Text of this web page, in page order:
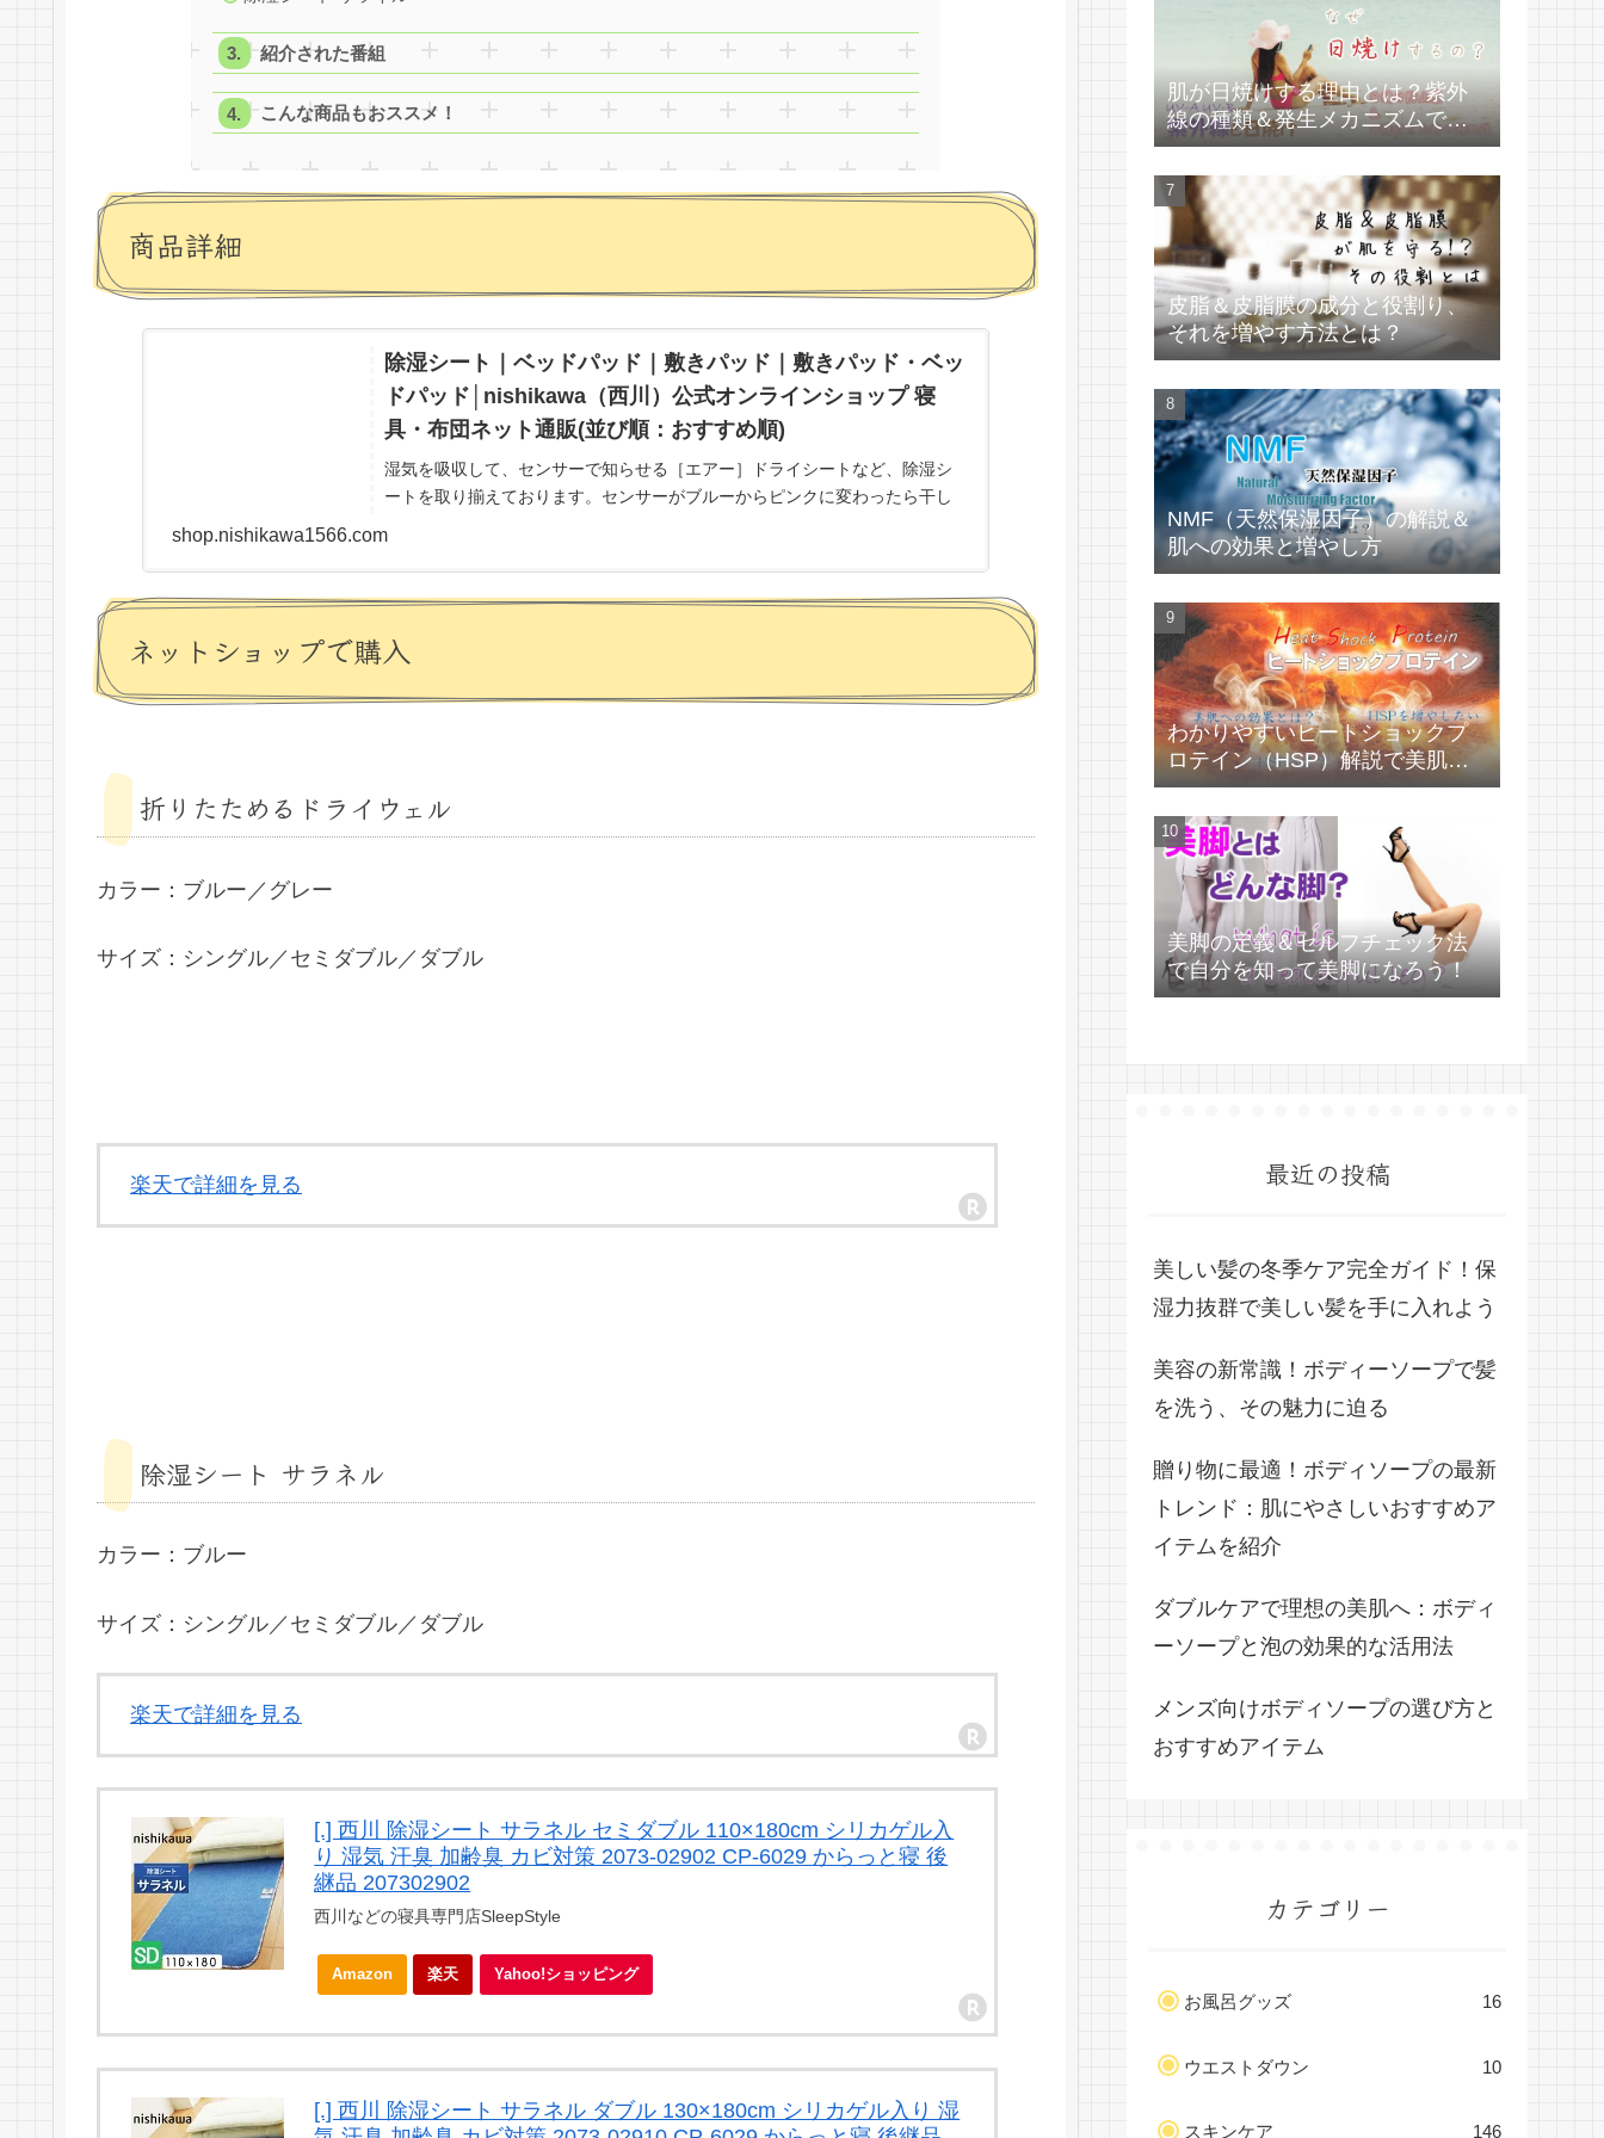
紹介された番組
こんな商品もおススメ！
商品詳細
除湿シート｜ベッドパッド｜敷きパッド｜敷きパッド・ベッ
ドパッド│nishikawa（西川）公式オンラインショップ 寝
具・布団ネット通販(並び順：おすすめ順)
湿気を吸収して、センサーで知らせる［エアー］ドライシートなど、除湿シ
ートを取り揃えております。センサーがブルーからピンクに変わったら干し
shop.nishikawa1566.com
ネットショップで購入
折りたためるドライウェル
カラー：ブルー／グレー
サイズ：シングル／セミダブル／ダブル
楽天で詳細を見る
除湿シート サラネル
カラー：ブルー
サイズ：シングル／セミダブル／ダブル
楽天で詳細を見る
[.] 西川 除湿シート サラネル セミダブル 110×180cm シリカゲル入
り 湿気 汗臭 加齢臭 カビ対策 2073-02902 CP-6029 からっと寝 後
継品 207302902
西川などの寝具専門店SleepStyle
Amazon 楽天 Yahoo!ショッピング
[.] 西川 除湿シート サラネル ダブル 130×180cm シリカゲル入り 湿
肌が日焼けする理由とは？紫外
線の種類＆発生メカニズムで学
ぶ
皮脂＆皮脂膜の成分と役割り、
それを増やす方法とは？
NMF（天然保湿因子）の解説＆
肌への効果と増やし方
わかりやすいヒートショックプ
ロテイン（HSP）解説で美肌づ
くり！
美脚の定義＆セルフチェック法
で自分を知って美脚になろう！
最近の投稿
美しい髪の冬季ケア完全ガイド！保
湿力抜群で美しい髪を手に入れよう
美容の新常識！ボディーソープで髪
を洗う、その魅力に迫る
贈り物に最適！ボディソープの最新
トレンド：肌にやさしいおすすめア
イテムを紹介
ダブルケアで理想の美肌へ：ボディ
ーソープと泡の効果的な活用法
メンズ向けボディソープの選び方と
おすすめアイテム
カテゴリー
お風呂グッズ 16
ウエストダウン 10
スキンケア 146